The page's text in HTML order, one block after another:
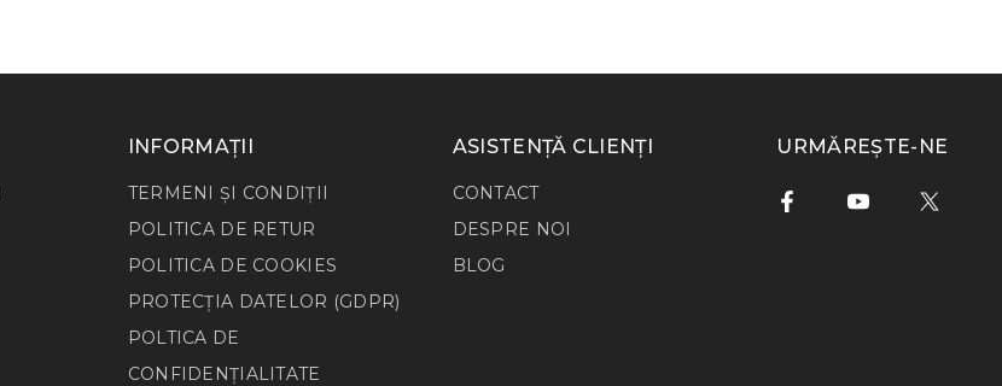
INFORMAȚII
TERMENI ȘI CONDIȚII
POLITICA DE RETUR
POLITICA DE COOKIES
PROTECȚIA DATELOR (GDPR)
POLTICA DE
CONFIDENȚIALITATE
ASISTENȚĂ CLIENȚI
CONTACT
DESPRE NOI
BLOG
URMĂREȘTE-NE